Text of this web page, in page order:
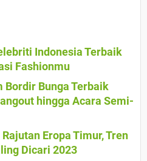
Indonesia Terbaik
Fashionmu
Bordir Bunga Terbaik
hingga Acara Semi-
Eropa Timur, Tren
Dicari 2023